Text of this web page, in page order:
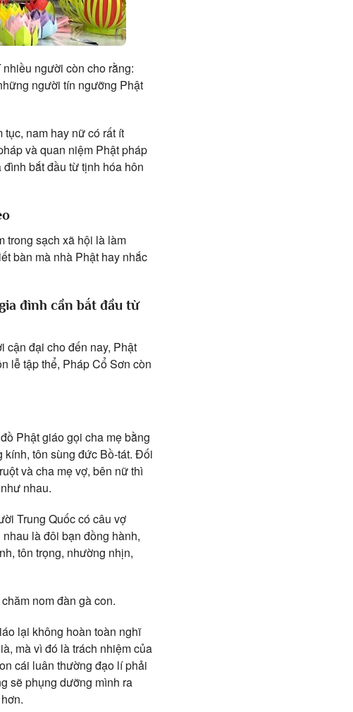
người còn cho rằng:
người tín ngưỡng Phật
nam hay nữ có rất ít
và quan niệm Phật pháp
bắt đầu từ tịnh hóa hôn
trong sạch xã hội là làm
bàn mà nhà Phật hay nhắc
đình cần bắt đầu từ
cận đại cho đến nay, Phật
lễ tập thể, Pháp Cổ Sơn còn
Phật giáo gọi cha mẹ bằng
kính, tôn sùng đức Bồ-tát. Đối
và cha mẹ vợ, bên nữ thì
nhau.
Trung Quốc có câu vợ
là đôi bạn đồng hành,
tôn trọng, nhường nhịn,
nom đàn gà con.
lại không hoàn toàn nghĩ
mà vì đó là trách nhiệm của
cái luân thường đạo lí phải
sẽ phụng dưỡng mình ra